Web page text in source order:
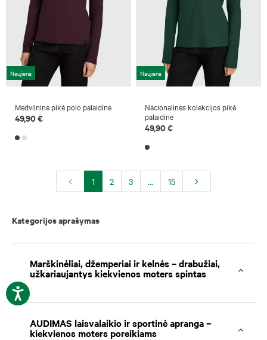
Naujiena
Medvilninė pikė polo palaidinė
49,90 €
Naujiena
Nacionalinės kolekcijos pikė
palaidinė
49,90 €
1 2 3 ... 15
Kategorijos aprašymas
Marškinėliai, džemperiai ir kelnės – drabužiai,
užkariaujantys kiekvienos moters spintas
AUDIMAS laisvalaikio ir sportinė apranga –
kiekvienos moters poreikiams